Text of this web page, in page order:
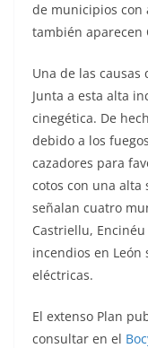
de municipios con
también aparecen
Una de las
Junta a esta alta
cinegética. De
debido a los
cazadores para
cotos con una alta
señalan cuatro
Castriellu,
incendios en León
eléctricas.
El extenso Plan
consultar en el